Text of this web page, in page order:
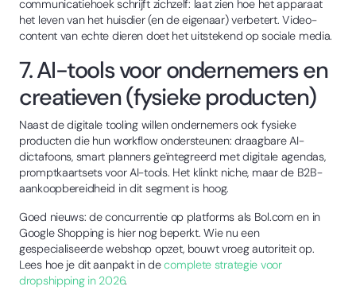
communicatiehoek schrijft zichzelf: laat zien hoe het apparaat
het leven van het huisdier (en de eigenaar) verbetert. Video-
content van echte dieren doet het uitstekend op sociale media.
7. AI-tools voor ondernemers en
creatieven (fysieke producten)
Naast de digitale tooling willen ondernemers ook fysieke
producten die hun workflow ondersteunen: draagbare AI-
dictafoons, smart planners geïntegreerd met digitale agendas,
promptkaartsets voor AI-tools. Het klinkt niche, maar de B2B-
aankoopbereidheid in dit segment is hoog.
Goed nieuws: de concurrentie op platforms als Bol.com en in
Google Shopping is hier nog beperkt. Wie nu een
gespecialiseerde webshop opzet, bouwt vroeg autoriteit op.
Lees hoe je dit aanpakt in decomplete strategie voor
dropshipping in 2026.